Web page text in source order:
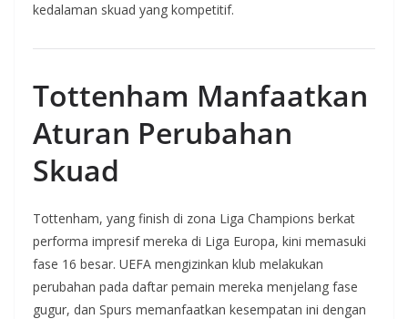
kedalaman skuad yang kompetitif.
Tottenham Manfaatkan
Aturan Perubahan
Skuad
Tottenham, yang finish di zona Liga Champions berkat
performa impresif mereka di Liga Europa, kini memasuki
fase 16 besar. UEFA mengizinkan klub melakukan
perubahan pada daftar pemain mereka menjelang fase
gugur, dan Spurs memanfaatkan kesempatan ini dengan